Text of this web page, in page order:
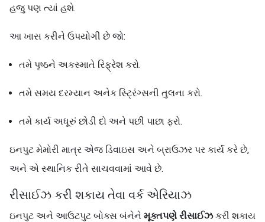
હજુ પણ ત્યાં હશે.
આ ખાસ કરીને ઉપયોગી છે જો:
તમે પૃષ્ઠને અકસ્માતે રિફ્રેશ કરો.
તમે સમય દરમ્યાન અનેક સ્ટ્રિંગ્સની તુલના કરો.
તમે કાર્ય અધૂરું છોડી દો અને પછી પાછા ફરો.
ઇનપુટ મેમોરી માત્ર એજ ડિવાઇસ અને બ્રાઉઝર પર કાર્ય કરે છે,
અને એ સ્થાનિક રીતે સાચવવામાં આવે છે.
રીસાઈઝ કરી શકાય તેવા વર્ક એરિયાઝ
ઇનપુટ અને આઉટપુટ બોક્સ બંનેને મૂક્તપણે રીસાઈઝકરી શકાય